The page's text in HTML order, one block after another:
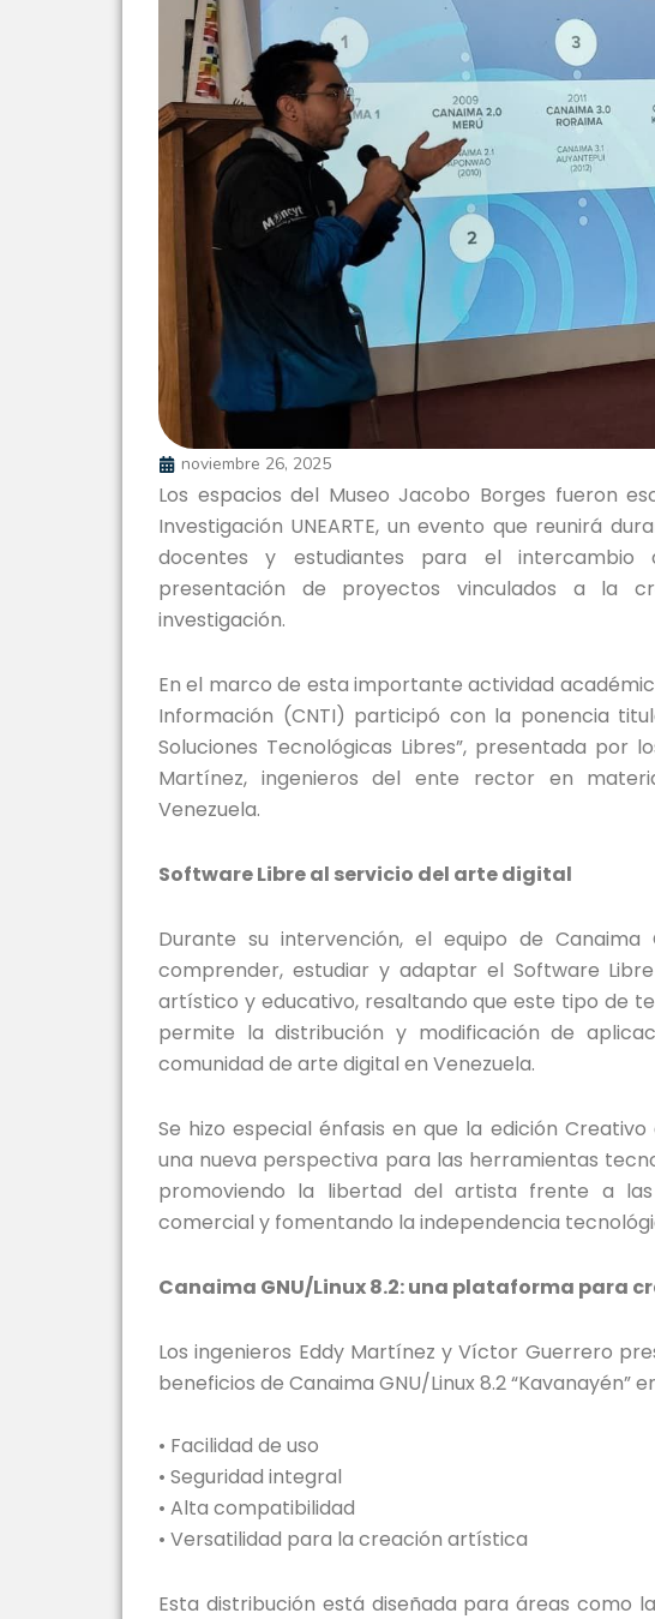
noviembre 26, 2025
Los espacios del Museo Jacobo Borges fueron
Investigación UNEARTE, un evento que reunirá
docentes y estudiantes para el intercambio
presentación de proyectos vinculados a la
investigación.
En el marco de esta importante actividad
Información (CNTI) participó con la ponencia
Soluciones Tecnológicas Libres”, presentada por
Martínez, ingenieros del ente rector en
Venezuela.
Software Libre al servicio del arte digital
Durante su intervención, el equipo de
comprender, estudiar y adaptar el Software
artístico y educativo, resaltando que este tipo de
permite la distribución y modificación de
comunidad de arte digital en Venezuela.
Se hizo especial énfasis en que la edición
una nueva perspectiva para las herramientas
promoviendo la libertad del artista frente a
comercial y fomentando la independencia
Canaima GNU/Linux 8.2: una plataforma para
Los ingenieros Eddy Martínez y Víctor Guerrero
beneficios de Canaima GNU/Linux 8.2 “Kavanayén”
• Facilidad de uso
• Seguridad integral
• Alta compatibilidad
• Versatilidad para la creación artística
Esta distribución está diseñada para áreas como